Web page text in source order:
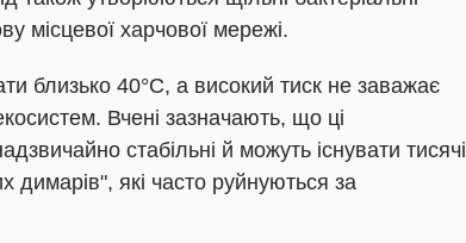
місцевої харчової мережі.
близько 40°C, а високий тиск не заважає
Вчені зазначають, що ці
стабільні й можуть існувати тисячі
димарів", які часто руйнуються за